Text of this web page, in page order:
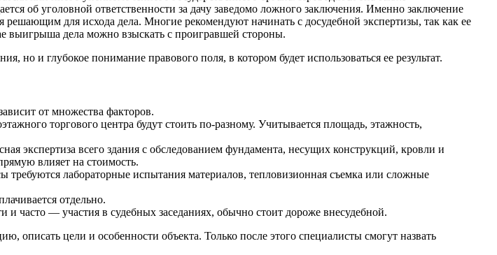
об уголовной ответственности за дачу заведомо ложного заключения. Именно заключение
для исхода дела. Многие рекомендуют начинать с досудебной экспертизы, так как ее
выигрыша дела можно взыскать с проигравшей стороны.
но и глубокое понимание правового поля, в котором будет использоваться ее результат.
от множества факторов.
торгового центра будут стоить по-разному. Учитывается площадь, этажность,
экспертиза всего здания с обследованием фундамента, несущих конструкций, кровли и
влияет на стоимость.
требуются лабораторные испытания материалов, тепловизионная съемка или сложные
отдельно.
и часто — участия в судебных заседаниях, обычно стоит дороже внесудебной.
описать цели и особенности объекта. Только после этого специалисты смогут назвать